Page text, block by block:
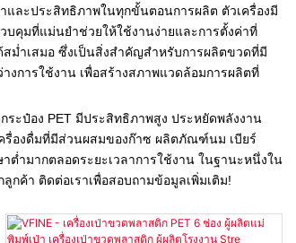
และประสิทธิภาพในทุกขั้นตอนการผลิต ตัวเครื่องมี
คุมที่แม่นยำช่วยให้ใช้งานง่ายและการตั้งค่าที่
ม่ำเสมอ ซึ่งเป็นสิ่งสำคัญสำหรับการผลิตขวดที่มี
งการใช้งาน เพื่อสร้างสภาพแวดล้อมการผลิตที่
ะป๋อง PET มีประสิทธิภาพสูง ประหยัดพลังงาน
รื่องดื่มที่มีส่วนผสมของก๊าซ ผลิตภัณฑ์นม เบียร์
ต่ำมากตลอดระยะเวลาการใช้งาน ในฐานะหนึ่งใน
กค้า ติดต่อเราเพื่อสอบถามข้อมูลเพิ่มเติม!